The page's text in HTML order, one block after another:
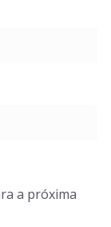
a próxima